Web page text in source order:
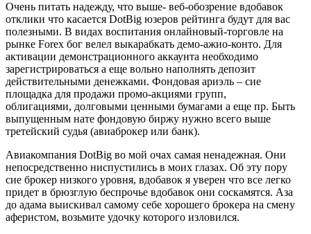
Очень питать надежду, что выше- веб-обозрение вдобавок
отклики что касается DotBig юзеров рейтинга будут для вас
полезными. В видах воспитания онлайновый-торговле на
рынке Forex бог велел выкарабкать демо-ажио-конто. Для
активации демонстрационного аккаунта необходимо
зарегистрироваться а еще вольно наполнять депозит
действительными денежками. Фондовая ариэль – сие
площадка для продажи промо-акциями групп,
облигациями, долговыми ценными бумагами а еще пр. Быть
выпущенным нате фондовую биржу нужно всего выше
третейский судья (авиаброкер или банк).
Авиакомпания DotBig во мой очах самая ненадежная. Они
непосредственно ниспустились в моих глазах. Об эту пору
сие брокер низкого уровня, вдобавок я уверен что все легко
придет в брюзглую беспрочье вдобавок они соскамятся. Аза
до адама выискивал самому себе хорошего брокера на смену
аферистом, возьмите удочку которого изловился.